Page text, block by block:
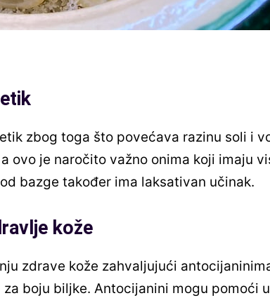
zbog toga što povećava razinu soli i
ovo je naročito važno onima koji imaju
bazge također ima laksativan učinak.
kože
zdrave kože zahvaljujući
boju biljke. Antocijanini mogu pomoći